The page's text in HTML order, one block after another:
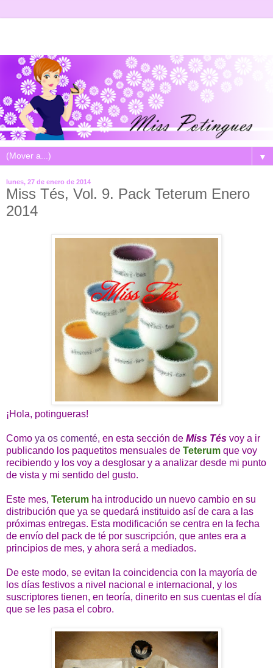
▼
lunes, 27 de enero de 2014
Miss Tés, Vol. 9. Pack Teterum Enero
2014
¡Hola, potingueras!
Como ya os comenté, en esta sección de Miss Tés voy a ir
publicando los paquetitos mensuales de Teterum que voy
recibiendo y los voy a desglosar y a analizar desde mi punto
de vista y mi sentido del gusto.
Este mes, Teterum ha introducido un nuevo cambio en su
distribución que ya se quedará instituido así de cara a las
próximas entregas. Esta modificación se centra en la fecha
de envío del pack de té por suscripción, que antes era a
principios de mes, y ahora será a mediados.
De este modo, se evitan la coincidencia con la mayoría de
los días festivos a nivel nacional e internacional, y los
suscriptores tienen, en teoría, dinerito en sus cuentas el día
que se les pasa el cobro.